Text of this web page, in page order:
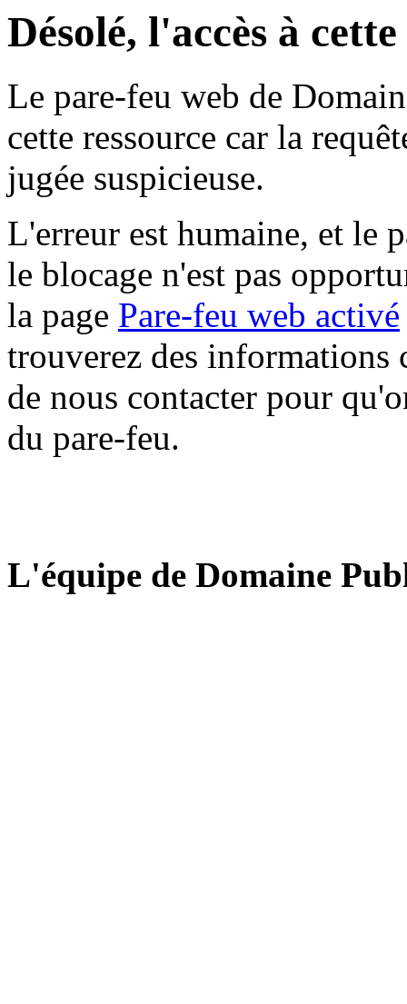
Désolé, l'accès à
Le pare-feu web de
cette ressource car la
jugée suspicieuse.
L'erreur est humaine, et le
le blocage n'est pas
la page Pare-feu web activé
trouverez des informations
de nous contacter pour
du pare-feu.
L'équipe de Domaine